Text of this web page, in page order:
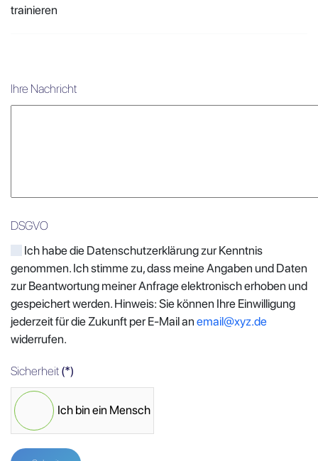
trainieren
Ihre Nachricht
DSGVO
Ich habe die Datenschutzerklärung zur Kenntnis
genommen. Ich stimme zu, dass meine Angaben und Daten
zur Beantwortung meiner Anfrage elektronisch erhoben und
gespeichert werden. Hinweis: Sie können Ihre Einwilligung
jederzeit für die Zukunft per E-Mail an email@xyz.de
widerrufen.
Sicherheit (*)
Ich bin ein Mensch